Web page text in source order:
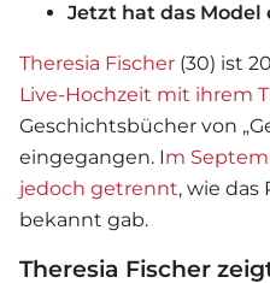
Jetzt hat das
Theresia Fischer (30) ist
Live-Hochzeit mit ihrem
Geschichtsbücher von
eingegangen. Im
jedoch getrennt, wie das
bekannt gab.
Theresia Fischer